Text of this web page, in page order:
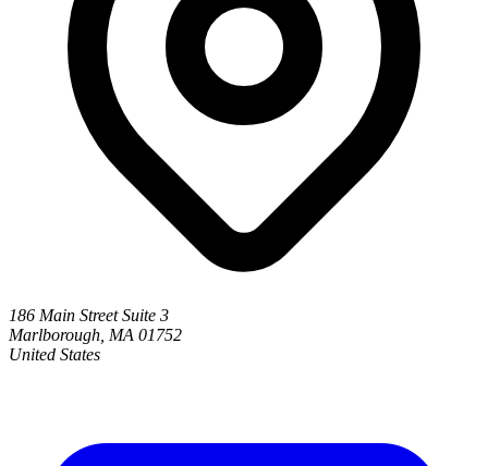
186 Main Street Suite 3
Marlborough, MA 01752
United States